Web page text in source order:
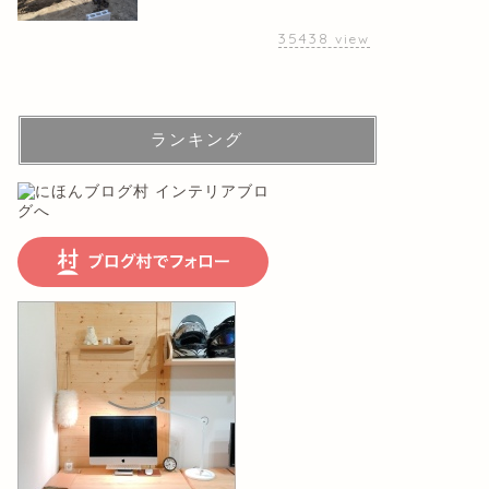
35438 view
ランキング